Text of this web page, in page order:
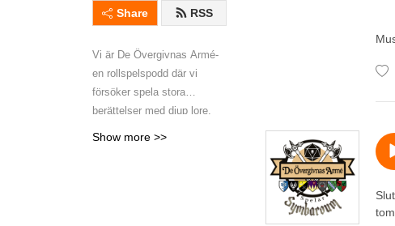
Share RSS
Vi är De Övergivnas Armé-
en rollspelspodd där vi
försöker spela stora
berättelser med djup lore,
Show more >>